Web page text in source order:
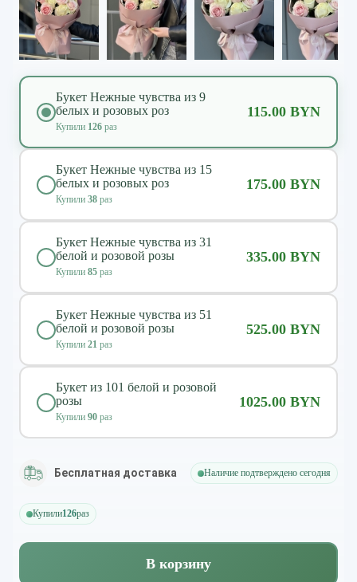
Букет Нежные чувства из 9
белых и розовых роз
Купили 126 раз
115.00 BYN
Букет Нежные чувства из 15
белых и розовых роз
Купили 38 раз
175.00 BYN
Букет Нежные чувства из 31
белой и розовой розы
Купили 85 раз
335.00 BYN
Букет Нежные чувства из 51
белой и розовой розы
Купили 21 раз
525.00 BYN
Букет из 101 белой и розовой
розы
Купили 90 раз
1025.00 BYN
Бесплатная доставка Наличие подтверждено сегодня
Купили126раз
В корзину